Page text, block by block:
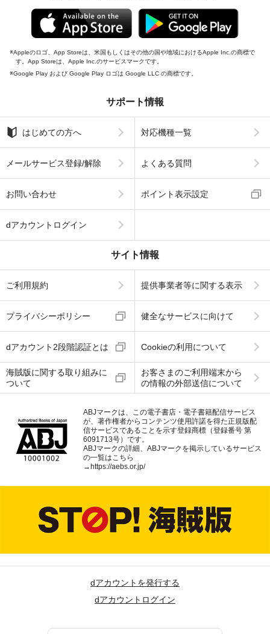
Appleのロゴ、App Storeは、米国もしくはその他の国や地域におけるApple Inc.の商標で
す。App Storeは、Apple Inc.のサービスマークです。
Google Play および Google Play ロゴは Google LLC の商標です。
サポート情報
はじめての方へ 対応機種一覧
メールサービス登録/解除 よくある質問
お問い合わせ ポイント表示設定
dアカウントログイン
サイト情報
ご利用規約 提供事業者等に関する表示
プライバシーポリシー 健全なサービスに向けて
dアカウント2段階認証とは Cookieの利用について
海賊版に関する取り組みに
ついて
お客さまのご利用端末から
の情報の外部送信について
ABJマークは、この電子書店・電子書籍配信サービス
が、著作権者からコンテンツ使用許諾を得た正規版配
信サービスであることを示す登録商標（登録番号 第
6091713号）です。
ABJマークの詳細、ABJマークを掲示しているサービス
の一覧はこちら
→ https://aebs.or.jp/
dアカウントを発行する
dアカウントログイン